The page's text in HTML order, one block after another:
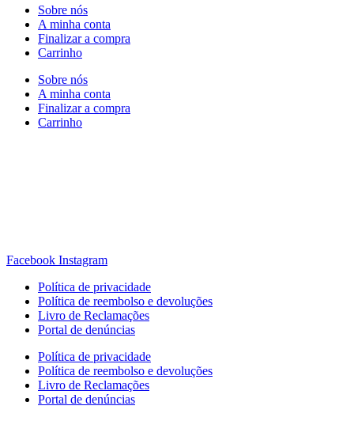
Sobre nós
A minha conta
Finalizar a compra
Carrinho
Sobre nós
A minha conta
Finalizar a compra
Carrinho
Facebook Instagram
Política de privacidade
Política de reembolso e devoluções
Livro de Reclamações
Portal de denúncias
Política de privacidade
Política de reembolso e devoluções
Livro de Reclamações
Portal de denúncias